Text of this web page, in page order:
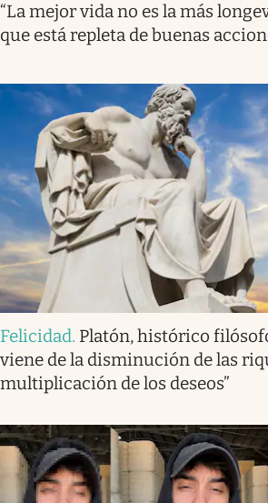
“La mejor vida no es la más
que está repleta de buenas
Felicidad. Platón, histórico
viene de la disminución de las
multiplicación de los deseos”